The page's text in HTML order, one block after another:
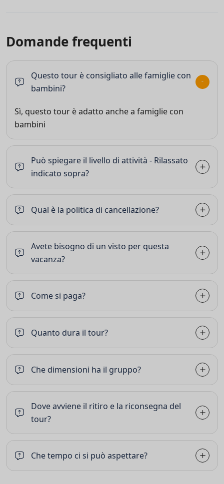
Domande frequenti
Questo tour è consigliato alle famiglie con
bambini?
Sì, questo tour è adatto anche a famiglie con
bambini
Può spiegare il livello di attività - Rilassato
indicato sopra?
Qual è la politica di cancellazione?
Avete bisogno di un visto per questa
vacanza?
Come si paga?
Quanto dura il tour?
Che dimensioni ha il gruppo?
Dove avviene il ritiro e la riconsegna del
tour?
Che tempo ci si può aspettare?